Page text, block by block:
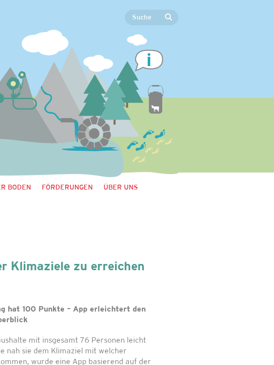
BODEN FÖRDERUNGEN ÜBER UNS
Klimaziele zu erreichen
hat 100 Punkte – App erleichtert den
mit insgesamt 76 Personen leicht
nah sie dem Klimaziel mit welcher
wurde eine App basierend auf der